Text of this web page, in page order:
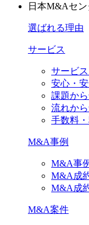
日本M&Aセン
選ばれる理由
サービス
サービ
安心・
課題か
流れか
手数料
M&A事例
M&A事
M&A成
M&A成
M&A案件